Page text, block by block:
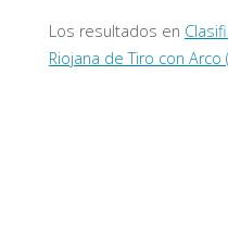
Los resultados en
Riojana de Tiro con Arco